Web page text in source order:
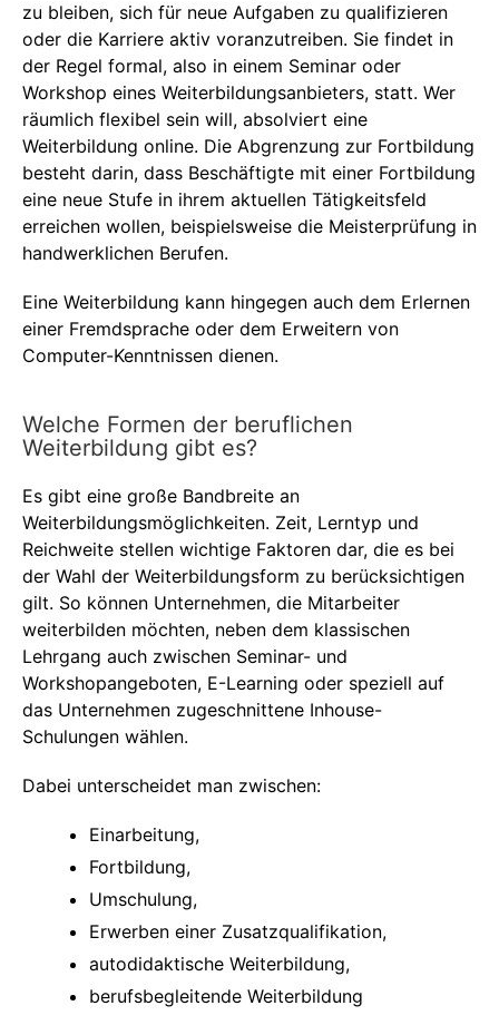
zu bleiben, sich für neue Aufgaben zu qualifizieren
oder die Karriere aktiv voranzutreiben. Sie findet in
der Regel formal, also in einem Seminar oder
Workshop eines Weiterbildungsanbieters, statt. Wer
räumlich flexibel sein will, absolviert eine
Weiterbildung online. Die Abgrenzung zur Fortbildung
besteht darin, dass Beschäftigte mit einer Fortbildung
eine neue Stufe in ihrem aktuellen Tätigkeitsfeld
erreichen wollen, beispielsweise die Meisterprüfung in
handwerklichen Berufen.
Eine Weiterbildung kann hingegen auch dem Erlernen
einer Fremdsprache oder dem Erweitern von
Computer-Kenntnissen dienen.
Welche Formen der beruflichen
Weiterbildung gibt es?
Es gibt eine große Bandbreite an
Weiterbildungsmöglichkeiten. Zeit, Lerntyp und
Reichweite stellen wichtige Faktoren dar, die es bei
der Wahl der Weiterbildungsform zu berücksichtigen
gilt. So können Unternehmen, die Mitarbeiter
weiterbilden möchten, neben dem klassischen
Lehrgang auch zwischen Seminar- und
Workshopangeboten, E-Learning oder speziell auf
das Unternehmen zugeschnittene Inhouse-
Schulungen wählen.
Dabei unterscheidet man zwischen:
Einarbeitung,
Fortbildung,
Umschulung,
Erwerben einer Zusatzqualifikation,
autodidaktische Weiterbildung,
berufsbegleitende Weiterbildung